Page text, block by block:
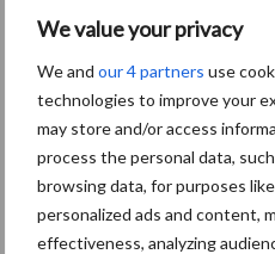
We value your privacy
We and our 4 partners use
technologies to improve your
may store and/or access
process the personal data,
browsing data, for purposes
personalized ads and content,
effectiveness, analyzing
markt